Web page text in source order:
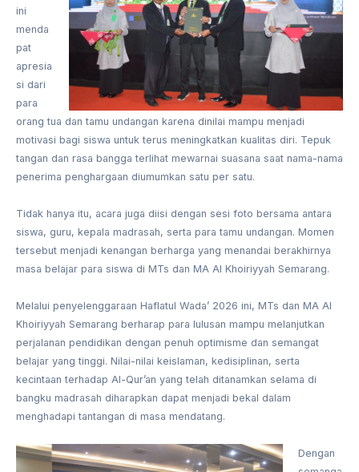
ini
menda
pat
apresia
si dari
para
orang tua dan tamu undangan karena dinilai mampu menjadi
motivasi bagi siswa untuk terus meningkatkan kualitas diri. Tepuk
tangan dan rasa bangga terlihat mewarnai suasana saat nama-nama
penerima penghargaan diumumkan satu per satu.
Tidak hanya itu, acara juga diisi dengan sesi foto bersama antara
siswa, guru, kepala madrasah, serta para tamu undangan. Momen
tersebut menjadi kenangan berharga yang menandai berakhirnya
masa belajar para siswa di MTs dan MA Al Khoiriyyah Semarang.
Melalui penyelenggaraan Haflatul Wada’ 2026 ini, MTs dan MA Al
Khoiriyyah Semarang berharap para lulusan mampu melanjutkan
perjalanan pendidikan dengan penuh optimisme dan semangat
belajar yang tinggi. Nilai-nilai keislaman, kedisiplinan, serta
kecintaan terhadap Al-Qur’an yang telah ditanamkan selama di
bangku madrasah diharapkan dapat menjadi bekal dalam
menghadapi tantangan di masa mendatang.
Dengan